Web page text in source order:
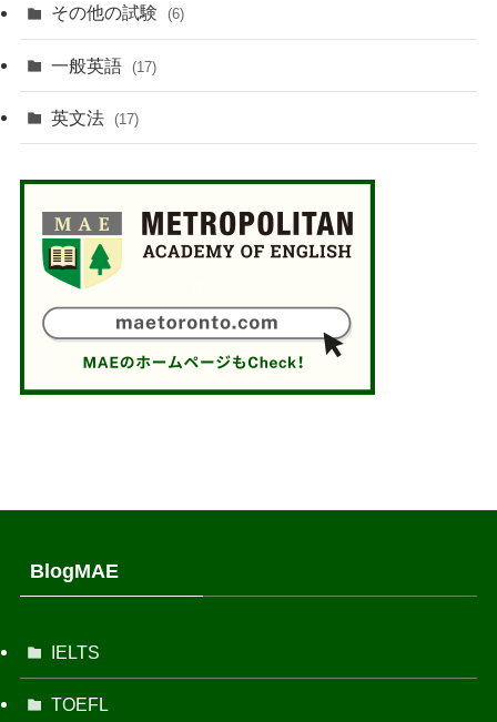
その他の試験 (6)
一般英語 (17)
英文法 (17)
BlogMAE
IELTS
TOEFL